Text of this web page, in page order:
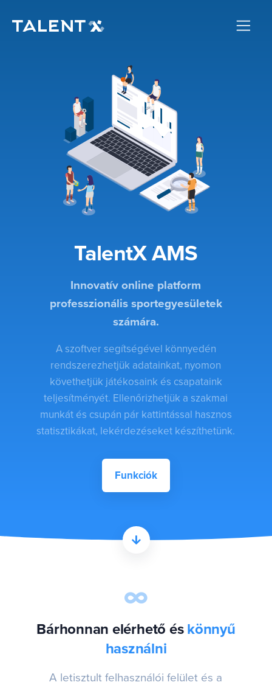
TalentX AMS
Innovatív online platform
professzionális sportegyesületek
számára.
A szoftver segítségével könnyedén
rendszerezhetjük adatainkat, nyomon
követhetjük játékosaink és csapataink
teljesítményét. Ellenőrizhetjük a szakmai
munkát és csupán pár kattintással hasznos
statisztikákat, lekérdezéseket készíthetünk.
Funkciók
Bárhonnan elérhető és könnyű
használni
A letisztult felhasználói felület és a